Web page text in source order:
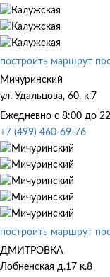
построить маршрут
Мичуринский
ул. Удальцова, 60, к.7
Ежедневно с 8:00 до
+7 (499) 460-69-76
построить маршрут
ДМИТРОВКА
Лобненская д.17 к.8